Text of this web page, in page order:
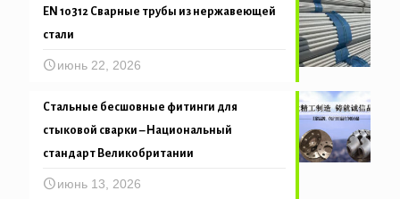
EN 10312 Сварные трубы из нержавеющей
стали
июнь 22, 2026
Стальные бесшовные фитинги для
стыковой сварки – Национальный
стандарт Великобритании
июнь 13, 2026